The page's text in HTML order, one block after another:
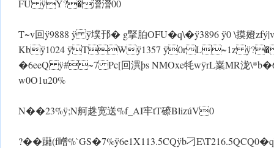
FU ÿY?�瀯瀯00
T~v回ÿ9888 ÿ ÿ墣邘� g掔胉OFU�q\�ÿ3896 ÿ0 \摸嬁
Kbÿ1024 ÿTWÿ1357 ÿ0rL~1z ÿ?�瀯
�6eeQ ÿ#~7 Pc[回潩þs NMOxe牦w ÿrL嶪MR泷
w0O1u20%
N��23% ÿ;N舸趎宽送%f_AI牢tT礤BlizúV0
?��躤(f嶒%`GS�7% ÿ6e1X113.5CQ ÿb刁